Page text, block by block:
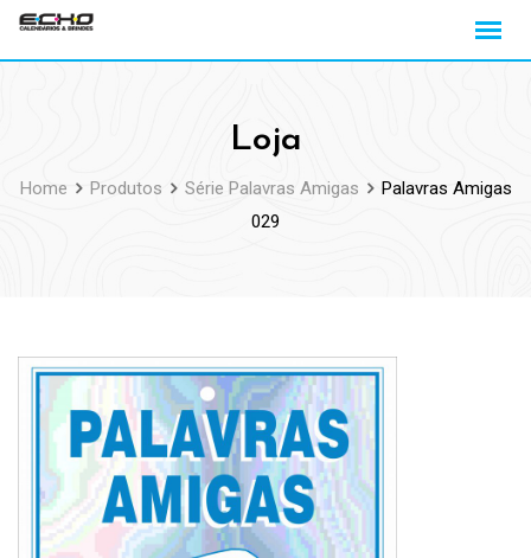
Loja
Home Produtos Série Palavras Amigas
Palavras Amigas
029